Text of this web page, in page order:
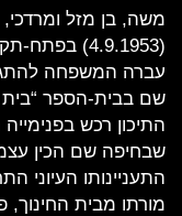
משה, בן מזל ומרדכי,
(4.9.1953)
עברה המשפחה
שם בבית-הספר “בית
התיכון רכש
שבחיפה שם הכין
התעניינותו העיוני
מורתו מבית החינוך,